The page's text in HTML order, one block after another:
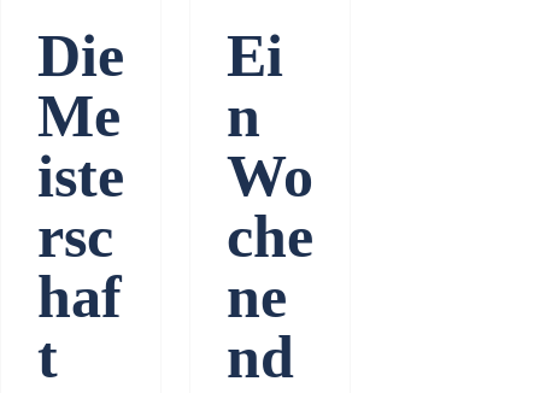
Die
Me
iste
rsc
haf
t
Ei
n
Wo
che
ne
nd